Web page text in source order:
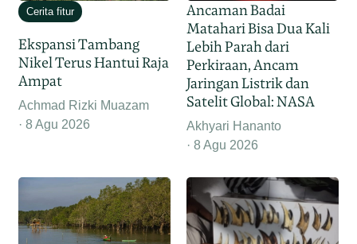
Cerita fitur
Ekspansi Tambang
Nikel Terus Hantui Raja
Ampat
Achmad Rizki Muazam
8 Agu 2026
Ancaman Badai
Matahari Bisa Dua Kali
Lebih Parah dari
Perkiraan, Ancam
Jaringan Listrik dan
Satelit Global: NASA
Akhyari Hananto
8 Agu 2026